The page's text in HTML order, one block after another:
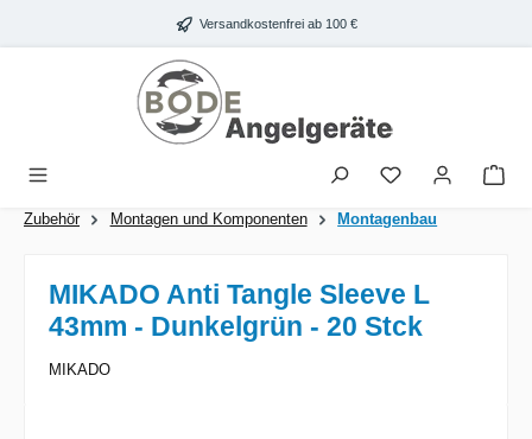
Zum Hauptinhalt springen Versandkostenfrei ab 100 €
Zubehör Montagen und Komponenten Montagenbau
MIKADO Anti Tangle Sleeve L
43mm - Dunkelgrün - 20 Stck
MIKADO